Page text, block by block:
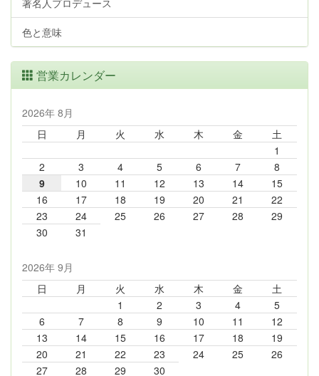
著名人プロデュース
色と意味
営業カレンダー
2026年 8月
日
月 火 水 木 金
土
1
2
3 4 5 6 7
8
9
10 11 12 13 14
15
16
17 18 19 20 21
22
23
24 25 26 27 28
29
30
31
2026年 9月
日
月 火 水 木 金
土
1
2 3 4
5
6
7 8 9 10 11
12
13
14 15 16 17 18
19
20
21 22 23 24 25
26
27
28 29 30